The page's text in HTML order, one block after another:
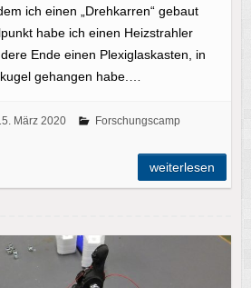
ich einen „Drehkarren“ gebaut
habe ich einen Heizstrahler
Ende einen Plexiglaskasten, in
gehangen habe.…
März 2020
Forschungscamp
weiterlesen